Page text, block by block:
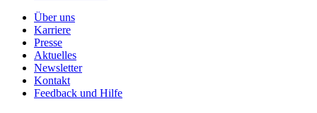
Über uns
Karriere
Presse
Aktuelles
Newsletter
Kontakt
Feedback und Hilfe